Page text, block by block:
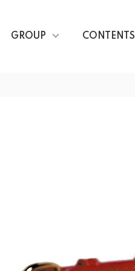
GROUP CONTENTS